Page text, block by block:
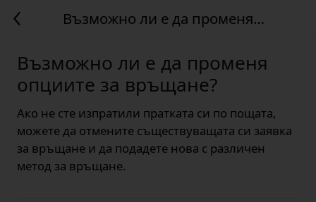
Възможно ли е да променя
Възможно ли е да променя
опциите за връщане?
Ако не сте изпратили пратката си по пощата,
можете да отмените съществуващата си заявка
за връщане и да подадете нова с различен
метод за връщане.